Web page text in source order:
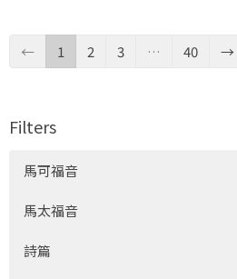
← 1 2 3 … 40 →
Filters
馬可福音
馬太福音
詩篇